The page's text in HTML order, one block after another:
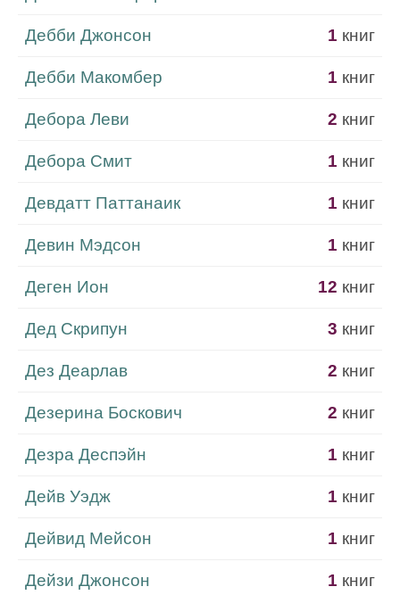
Дебби Джонсон 1 книг
Дебби Макомбер 1 книг
Дебора Леви 2 книг
Дебора Смит 1 книг
Девдатт Паттанаик 1 книг
Девин Мэдсон 1 книг
Деген Ион 12 книг
Дед Скрипун 3 книг
Дез Деарлав 2 книг
Дезерина Боскович 2 книг
Дезра Деспэйн 1 книг
Дейв Уэдж 1 книг
Дейвид Мейсон 1 книг
Дейзи Джонсон 1 книг